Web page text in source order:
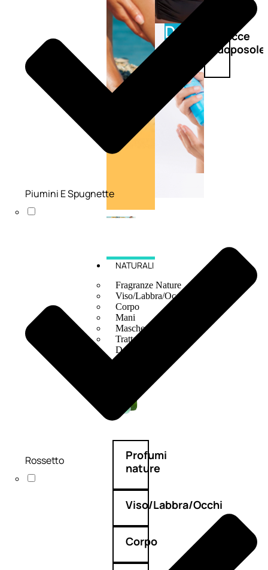
DoposoleDocce
doposole
NATURALI
Fragranze Nature
Viso/Labbra/Occhi Nature
Corpo
Mani
Maschera Nature
Trattamenti Viso
Detergenza
Profumi
nature
Viso/Labbra/Occhi
Corpo
Piumini E Spugnette
Rossetto